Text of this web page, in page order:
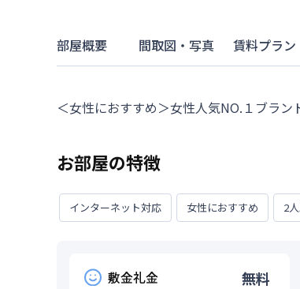
部屋概要 間取図・写真 賃料プラン
＜女性におすすめ＞女性人気NO.１ブラ
お部屋の特徴
インターネット対応 女性におすすめ 2
敷金礼金 無料